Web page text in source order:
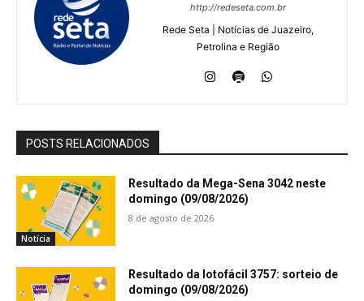
http://redeseta.com.br
Rede Seta | Notícias de Juazeiro,
Petrolina e Região
POSTS RELACIONADOS
Notícia
Resultado da Mega-Sena 3042 neste
domingo (09/08/2026)
8 de agosto de 2026
Resultado da lotofácil 3757: sorteio de
domingo (09/08/2026)